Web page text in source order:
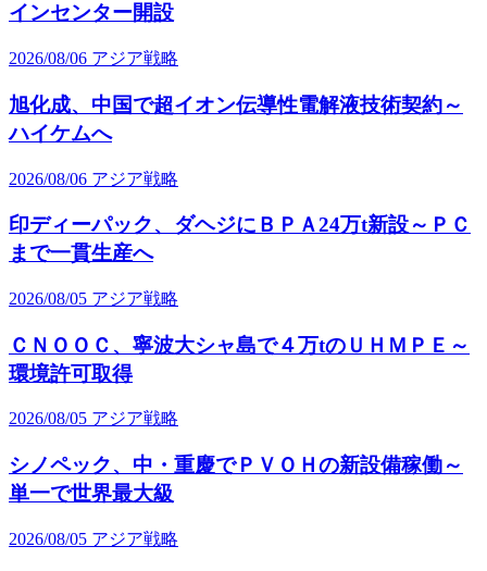
インセンター開設
2026/08/06 アジア戦略
旭化成、中国で超イオン伝導性電解液技術契約～
ハイケムへ
2026/08/06 アジア戦略
印ディーパック、ダヘジにＢＰＡ24万t新設～ＰＣ
まで一貫生産へ
2026/08/05 アジア戦略
ＣＮＯＯＣ、寧波大シャ島で４万tのＵＨＭＰＥ～
環境許可取得
2026/08/05 アジア戦略
シノペック、中・重慶でＰＶＯＨの新設備稼働～
単一で世界最大級
2026/08/05 アジア戦略